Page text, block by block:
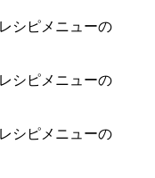
シピメニューの
シピメニューの
シピメニューの